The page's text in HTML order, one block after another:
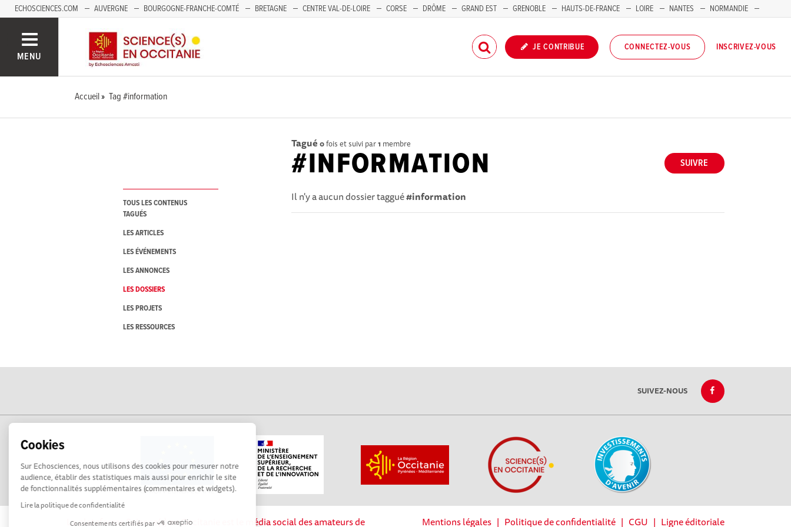
Cookies
Sur Echosciences, nous utilisons des cookies pour mesurer notre
audience, établir des statistiques mais aussi pour enrichir le site
de fonctionnalités supplémentaires (commentaires et widgets).
Lire la politique de confidentialité
Consentements certifiés par
ECHOSCIENCES.COM AUVERGNE BOURGOGNE-FRANCHE-COMTÉ BRETAGNE CENTRE VAL-DE-LOIRE CORSE DRÔME GRAND EST GRENOBLE HAUTS-DE-FRANCE LOIRE NANTES
NORMANDIE
MENU
JE CONTRIBUE CONNECTEZ-VOUS INSCRIVEZ-VOUS
Accueil Tag #information
TOUS LES CONTENUS
TAGUÉS
LES ARTICLES
LES ÉVÉNEMENTS
LES ANNONCES
LES DOSSIERS
LES PROJETS
LES RESSOURCES
Tagué 0fois et suivi par1 membre
SUIVRE
#INFORMATION
Il n'y a aucun dossier taggué#information
SUIVEZ-NOUS
La plateforme Science(s) en Occitanie est le média social des amateurs de Mentions légales| Politique de confidentialité| CGU | Ligne éditoriale